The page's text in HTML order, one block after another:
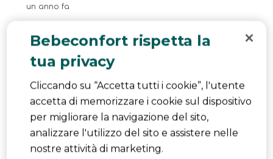
un anno fa
Elle est non seulement très pratique mais aussi
super confortable pour mon petit. Sa forme
pendant le bain, et le design antidérapant assure
une sécurité optimale. Elle est facile à installer, à
vider et à nettoyer, ce qui est un vrai plus. En plus,
elle est assez spacieuse pour accompagner bébé
pendant plusieurs mois, ce qui fait d'elle un
Bebeconfort rispetta la
tua privacy
Cliccando su “Accetta tutti i cookie”, l'utente
accetta di memorizzare i cookie sul dispositivo
per migliorare la navigazione del sito,
analizzare l'utilizzo del sito e assistere nelle
nostre attività di marketing.